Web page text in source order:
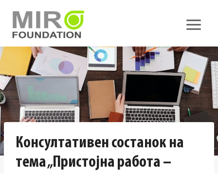
content
Консултативен состанок на
тема „Пристојна работа –